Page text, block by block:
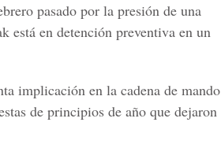
pasado por la presión de una
está en detención preventiva en un
implicación en la cadena de mando
de principios de año que dejaron